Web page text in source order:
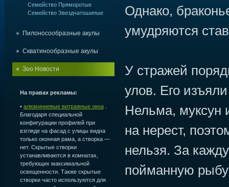
Семейство Пряморотые
Семейство Звездчатошипые
Пилоносообразные акулы
Скватинообразные акулы
Зоо Новости
На правах рекламы:
• алюминиевые витражные окна.
Благодаря специальной
конфигурации профилей при
взгляде на фасад с улицы видна
только оконная рама, а створка —
нет. Скрытые створки
устанавливаются в комнатах,
требующих максимальной
освещенности. Также скрытые
створки часто используются для
Однако,
умудряются
У стражей
улов. Его
Нельма, муксун
на нерест,
нельзя. За
пойманную